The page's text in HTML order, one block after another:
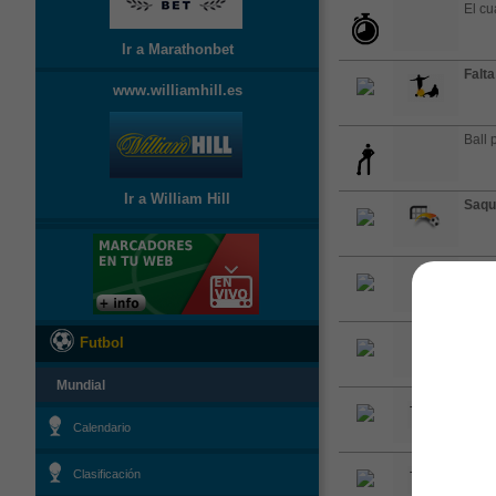
Ir a Marathonbet
www.williamhill.es
Ir a William Hill
Futbol
Mundial
Calendario
Clasificación
El
Ball